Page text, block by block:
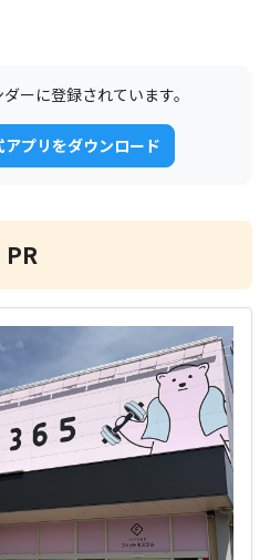
ーに登録されています。
アプリをダウンロード
PR